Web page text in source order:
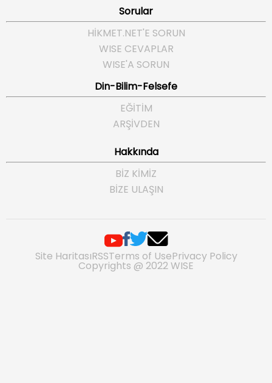
Sorular
HIKMET.NET'E SORUN
WISE CEVAPLAR
WISE'A SORUN
Din-Bilim-Felsefe
EĞITIM
ARŞIVDEN
Hakkında
BIZ KIMIZ
BIZE ULAŞIN
Copyrights @ 2022 WISE
Site HaritasıRSSTerms of UsePrivacy Policy